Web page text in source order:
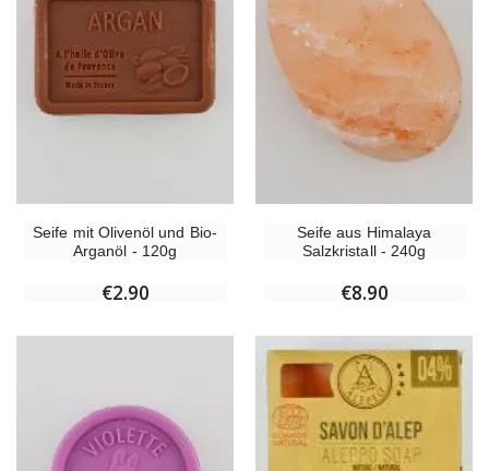
Seife mit Olivenöl und Bio-
Arganöl - 120g
€2.90
Seife aus Himalaya
Salzkristall - 240g
€8.90